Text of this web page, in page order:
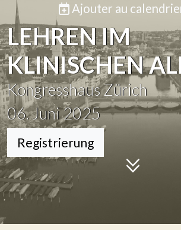
Ajouter au
LEHREN IM
KLINISCHEN
Kongresshaus Zürich
06. Juni 2025
Registrierung